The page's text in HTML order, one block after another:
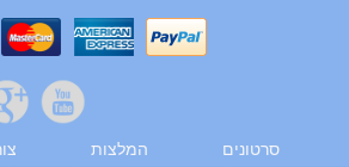
סרטונים המלצות